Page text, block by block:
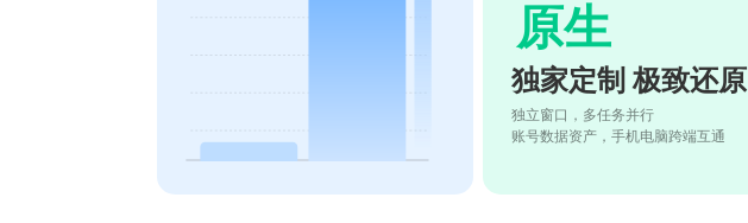
原生
独家定制 极致还原
独立窗口，多任务并行
账号数据资产，手机电脑跨端互通